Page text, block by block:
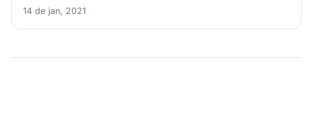
14 de jan, 2021